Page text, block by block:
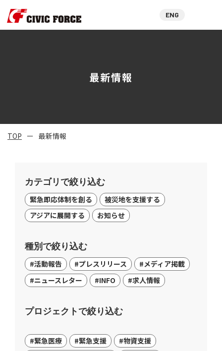
ENG
最新情報
TOP 最新情報
カテゴリで絞り込む
緊急即応体制を創る
被災地を支援する
アジアに展開する
お知らせ
種別で絞り込む
#活動報告 #プレスリリース
#メディア掲載
#ニュースレター
#INFO #求人情報
プロジェクトで絞り込む
#緊急医療 #緊急支援
#物資支援